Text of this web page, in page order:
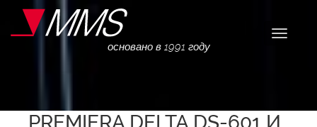
основано в 1991 году